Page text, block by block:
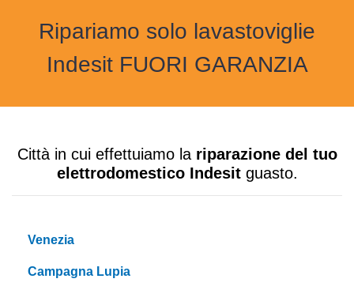
Ripariamo solo lavastoviglie
Indesit FUORI GARANZIA
Città in cui effettuiamo la riparazione del tuo
elettrodomestico Indesitguasto.
Venezia
Campagna Lupia